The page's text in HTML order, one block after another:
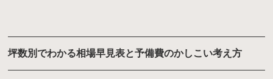
坪数別でわかる相場早見表と予備費のかしこい考え方